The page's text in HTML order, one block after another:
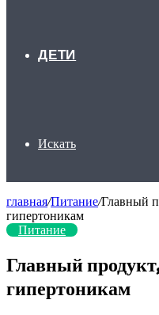
ДЕТИ
Искать
главная/Питание/Главный
гипертоникам
Питание
Главный
гипертоникам